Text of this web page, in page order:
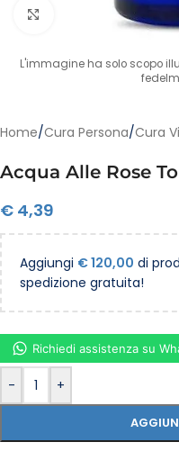
Clicca per ingrandire
L'immagine ha solo scopo
Home/Cura Persona/Cura
Acqua Alle Rose
€ 4,39
Aggiungi €120,00 di
spedizione gratuita!
- +
Richiedi assistenza su